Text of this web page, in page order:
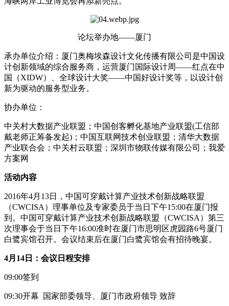
论坛举办地——厦门
承办单位介绍：厦门奥梅埃森设计文化传播有限公司是中国设
计创新领域的综合服务商，运营厦门国际设计周——红点在中
国（XIDW）、全球设计大奖——中国好设计奖等，以设计创
新为驱动的服务型业务。
协办单位：
中关村大数据产业联盟；中国创客孵化基地产业联盟(工信部
戴老师正筹备发起)；中国互联网技术创业联盟；清华大数据
产业联合会；中关村云联盟；深圳市物联传媒有限公司；我爱
方案网
活动内容
2016年4月13日，中国可穿戴计算产业技术创新战略联盟
（CWCISA）理事单位及专家委员于当日下午15:00在厦门报
到。中国可穿戴计算产业技术创新战略联盟（CWCISA）第三
次理事会于当日下午16:00准时在厦门市思明区虎园路6号厦门
白鹭宾馆召开。会议结束后在厦门白鹭宾馆会有招待晚宴。
4月14日：会议日程安排
09:00签到
09:30开幕 国家部委领导、厦门市政府领导 致辞